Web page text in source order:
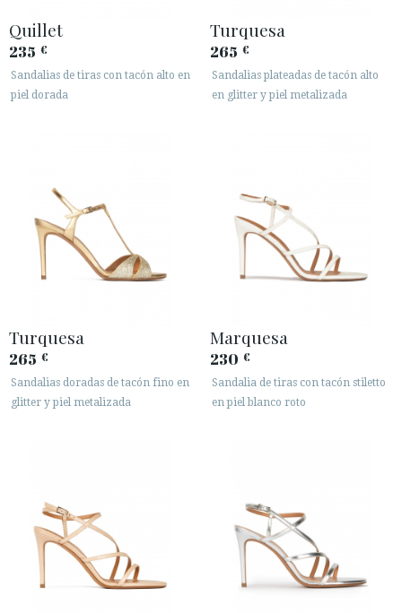
Quillet
235 €
Sandalias de tiras con tacón alto en
piel dorada
Turquesa
265 €
Sandalias plateadas de tacón alto
en glitter y piel metalizada
Turquesa
265 €
Sandalias doradas de tacón fino en
glitter y piel metalizada
Marquesa
230 €
Sandalia de tiras con tacón stiletto
en piel blanco roto